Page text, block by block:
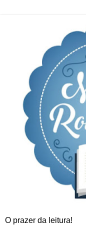
O prazer da leitura!